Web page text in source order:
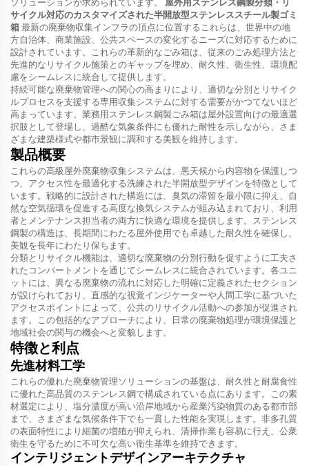
サイクル対応のカスタマイズされた半開放型ステンレススチール製ゴミ
箱最新の廃棄物収集インフラの頂点に位置するこれらは、世界中の地
方自治体、商業施設、公共スペースの変化するニーズに対応するために
設計されています。これらの革新的なごみ箱は、従来のごみ処理方法と
先進的なリサイクル施策とのギャップを埋め、耐久性、衛生性、環境配
慮をシームレスに統合して提供します。
持続可能な廃棄物管理への関心の高まりにより、適切な分別とリサイク
ルプロセスを支援する専用収集システムに対する需要がかつてないほど
高まっています。業務用ステンレス鋼製ごみ箱は屋外設置向けの最適選
択肢として登場し、過酷な気象条件にも優れた耐性を示しながら、さま
ざまな建築様式や都市景観に調和する美観を維持します。
製品概要
これらの高級屋外廃棄物収集システムは、悪天候から内容物を保護しつ
つ、アクセス性を最適化する洗練された半開放型デザインを特徴として
います。戦略的に設計された構造には、臭気の滞留を最小限に抑え、自
然な空気循環を促進する高度な換気システムが組み込まれており、利用
者とメンテナンス担当者の両方に快適な環境を提供します。ステンレス
鋼製の構造は、長期間にわたる屋外使用でも卓越した耐久性を確保し、
美観を長年にわたり保ちます。
分類とリサイクル機能は、適切な廃棄物の分別行動を促すように工夫さ
れたコンパートメントを通じてシームレスに統合されています。各ユニ
ットには、異なる廃棄物の流れに対応した明確に定義されたセクション
が設けられており、直感的な視覚インジケーターや人間工学に基づいた
アクセスポイントによって、公共のリサイクル活動への参加が促進され
ます。この包括的なアプローチにより、日常の廃棄物処理が環境保護と
地域社会の関与の機会へと変貌します。
特徴と利点
先進材料工学
これらの優れた廃棄物管理ソリューションの基盤は、耐久性と耐腐食性
に優れた高品質のステンレス鋼で構成されている点にあります。この素
材選定により、塩分濃度が高い沿岸地域から産業汚染物質のある都市部
まで、さまざまな気候条件下でも一貫した性能を実現します。非多孔質
の表面特性により細菌の増殖が抑えられ、清掃作業も容易に行え、公衆
衛生を守るために不可欠な高い衛生基準を維持できます。
インテリジェントデザインアーキテクチャ